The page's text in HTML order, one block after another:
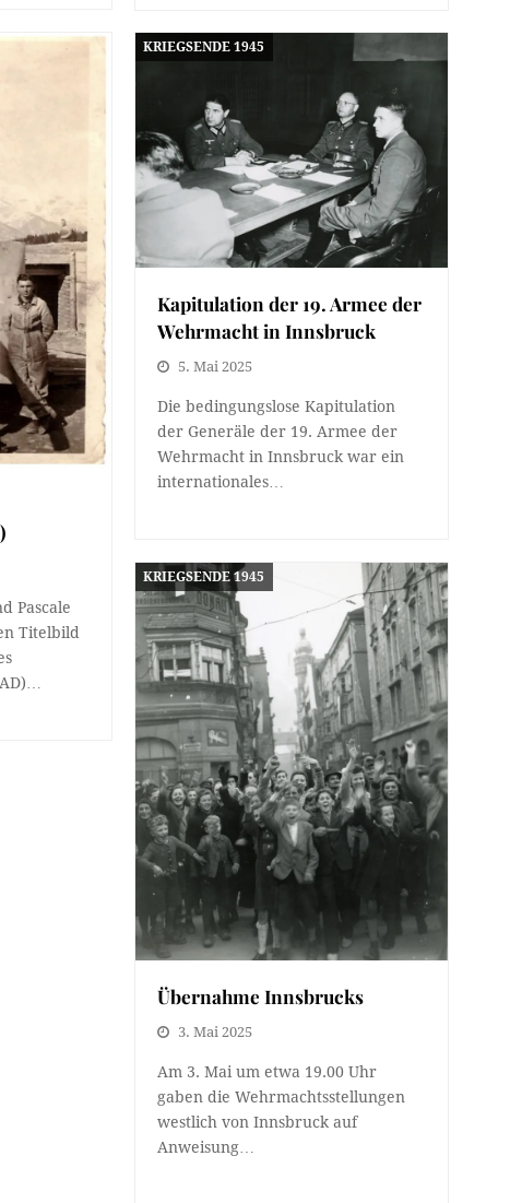
Pascale
Titelbild
KRIEGSENDE 1945
Kapitulation der 19. Armee der
Wehrmacht in Innsbruck
5. Mai 2025
Die bedingungslose Kapitulation
der Generäle der 19. Armee der
Wehrmacht in Innsbruck war ein
internationales…
KRIEGSENDE 1945
Übernahme Innsbrucks
3. Mai 2025
Am 3. Mai um etwa 19.00 Uhr
gaben die Wehrmachtsstellungen
westlich von Innsbruck auf
Anweisung…